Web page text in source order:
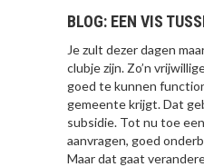
BLOG: EEN VIS
Je zult dezer dagen
clubje zijn. Zo’n
goed te kunnen
gemeente krijgt. Dat
subsidie. Tot nu toe
aanvragen, goed
Maar dat gaat